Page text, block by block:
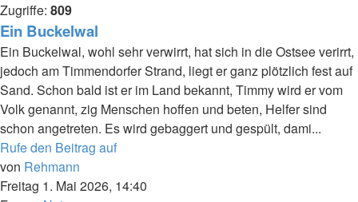
Zugriffe: 809
Ein Buckelwal
Ein Buckelwal, wohl sehr verwirrt, hat sich in die Ostsee verirrt,
jedoch am Timmendorfer Strand, liegt er ganz plötzlich fest auf
Sand. Schon bald ist er im Land bekannt, Timmy wird er vom
Volk genannt, zig Menschen hoffen und beten, Helfer sind
schon angetreten. Es wird gebaggert und gespült, dami...
Rufe den Beitrag auf
von Rehmann
Freitag 1. Mai 2026, 14:40